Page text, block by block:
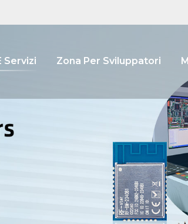
Servizi Zona Per Sviluppatori